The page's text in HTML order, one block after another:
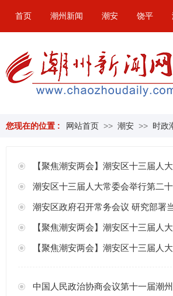
首页 潮州新闻 潮安 饶平
您现在的位置 : 网站首页 >> 潮安 >> 时政
【聚焦潮安两会】潮安区十三届人
潮安区十三届人大常委会举行第二
潮安区政府召开常务会议 研究部署
【聚焦潮安两会】潮安区十三届人
【聚焦潮安两会】潮安区十三届人
中国人民政治协商会议第十一届潮